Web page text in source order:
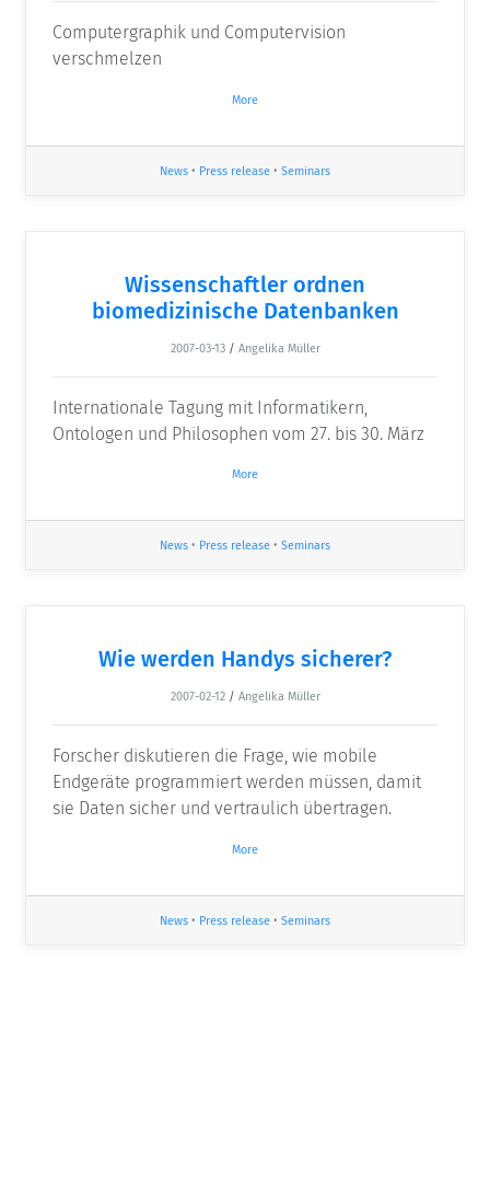
Computergraphik und Computervision
verschmelzen
More
News • Press release • Seminars
Wissenschaftler ordnen
biomedizinische Datenbanken
2007-03-13 / Angelika Müller
Internationale Tagung mit Informatikern,
Ontologen und Philosophen vom 27. bis 30. März
More
News • Press release • Seminars
Wie werden Handys sicherer?
2007-02-12 / Angelika Müller
Forscher diskutieren die Frage, wie mobile
Endgeräte programmiert werden müssen, damit
sie Daten sicher und vertraulich übertragen.
More
News • Press release • Seminars